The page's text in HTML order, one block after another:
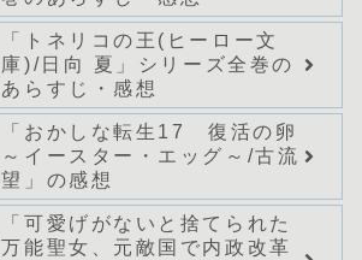
「トネリコの王(ヒーロー文
庫)/日向 夏」シリーズ全巻の
あらすじ・感想
「おかしな転生17 復活の卵
～イースター・エッグ～/古流
望」の感想
「可愛げがないと捨てられた
万能聖女、元敵国で内政改革